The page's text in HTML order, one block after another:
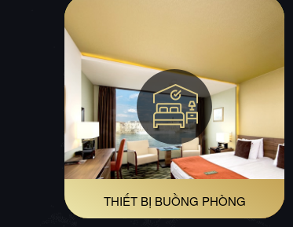
THIẾT BỊ BUỒNG PHÒNG